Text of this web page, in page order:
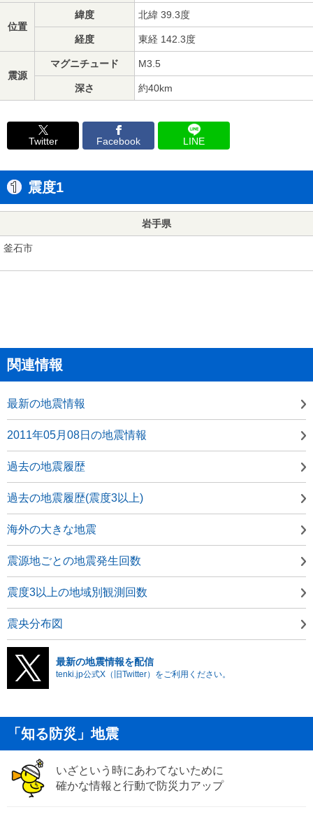
位置
緯度 北緯 39.3度
経度 東経 142.3度
震源
マグニチュード M3.5
深さ 約40km
Twitter Facebook LINE
震度1
岩手県
釜石市
関連情報
最新の地震情報
2011年05月08日の地震情報
過去の地震履歴
過去の地震履歴(震度3以上)
海外の大きな地震
震源地ごとの地震発生回数
震度3以上の地域別観測回数
震央分布図
最新の地震情報を配信
tenki.jp公式X（旧Twitter）をご利用ください。
「知る防災」地震
いざという時にあわてないために
確かな情報と行動で防災力アップ